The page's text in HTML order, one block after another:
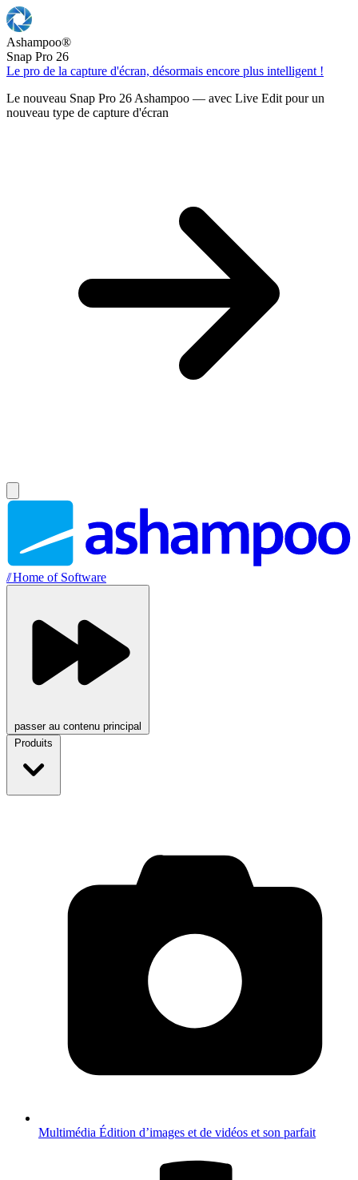
Ashampoo®
Snap Pro 26
Le pro de la capture d'écran, désormais encore plus intelligent !
Le nouveau Snap Pro 26 Ashampoo — avec Live Edit pour un
nouveau type de capture d'écran
//Home of Software
passer au contenu principal
Produits
Multimédia Édition d’images et de vidéos et son parfait